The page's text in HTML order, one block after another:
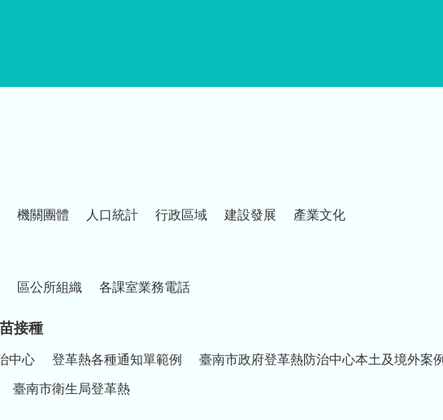
機關團體 人口統計 行政區域 建設發展 產業文化
區公所組織 各課室業務電話
接種
中心 登革熱各種通知單範例 臺南市政府登革熱防治中心本土及境外案
臺南市衛生局登革熱